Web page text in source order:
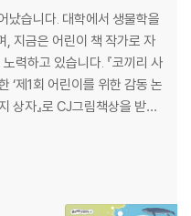
났습니다. 대학에서 생물학을
, 지금은 어린이 책 작가로 자
력하고 있습니다. 『코끼리 사
‘제1회 어린이를 위한 감동 논
상자』로 CJ그림책상을 받았
다. 쓴 책으로 『이
우다』, 『꿀벌이 없어지면 딸